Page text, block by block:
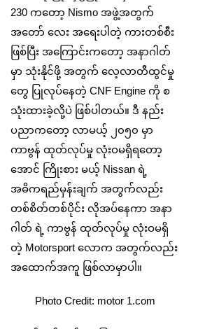
230 ကတော့ Nismo အဖွဲ့အတွက်
အတော် လေး အရေးပါတဲ့ ကားတစ်စီး
ဖြစ်ပြီး အကြောင်းကတော့ အနာဂါတ်
မှာ သုံးနိုင်ဖို့ အတွက် လေ့လာတီထွင်မှု
တွေ ပြုလုပ်နေတဲ့ CNF Engine ကို စ
သုံးထားခဲ့လို့ပဲ ဖြစ်ပါတယ်။ ဒီ နည်း
ပညာကတော့ လာမယ့် ၂၀၅၀ မှာ
ကာဗွန် ထုတ်လုပ်မှု လုံးဝမရှိရတော့
အောင် ကြိုးစား မယ့် Nissan ရဲ့
အဓိကရည်မှန်းချက် အတွက်လည်း
တစ်စိတ်တစ်ပိုင်း လိုအပ်နေကာ အနာ
ဂါတ် ရဲ့ ကာဗွန် ထုတ်လုပ်မှု လုံးဝမရှိ
တဲ့ Motorsport လောက အတွက်လည်း
အထောက်အကူ ဖြစ်လာမှာပါ။
Photo Credit: motor 1.com